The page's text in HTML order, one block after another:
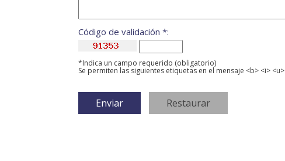
Código de validación *:
*Indica un campo requerido (obligatorio)
Se permiten las siguientes etiquetas en el mensaje <b> <i> <u>